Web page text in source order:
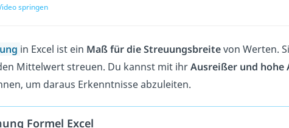
springen
in Excel ist ein Maß für die Streuungsbreitevon Werten.
Mittelwert streuen. Du kannst mit ihrAusreißer und hohe
um daraus Erkenntnisse abzuleiten.
Formel Excel